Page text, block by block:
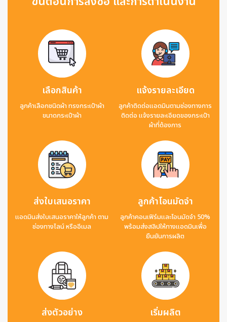
เลือกสินค้า
ลูกค้าเลือกชนิดผ้า ทรงกระเป๋าผ้า
ขนาดกระเป๋าผ้า
แจ้งรายละเอียด
ลูกค้าติดต่อแอดมินตามช่องทางการ
ติดต่อ แจ้งรายละเอียดของกระเป๋า
ผ้าที่ต้องการ
ส่งใบเสนอราคา
แอดมินส่งใบเสนอราคาให้ลูกค้า ตาม
ช่องทางไลน์ หรืออีเมล
ลูกค้าโอนมัดจำ
ลูกค้าคอนเฟิร์มและโอนมัดจำ 50%
พร้อมส่งสลิปให้ทางแอดมินเพื่อ
ยืนยันการผลิต
ส่งตัวอย่าง เริ่มผลิต